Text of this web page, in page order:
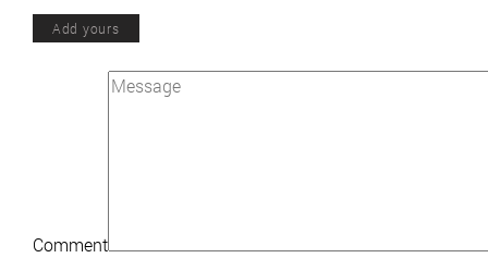
Add yours
Comment